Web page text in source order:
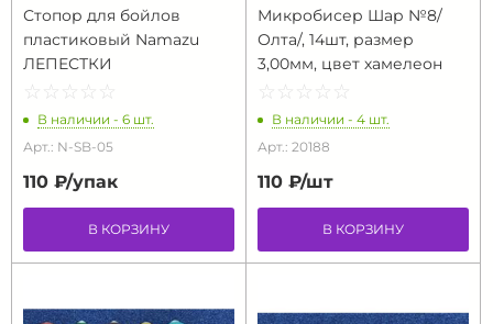
Стопор для бойлов
пластиковый Namazu
ЛЕПЕСТКИ
☆ ☆ ☆ ☆ ☆
★ ★ ★ ★ ★
В наличии - 6 шт.
Арт.: N-SB-05
110 ₽/упак
В КОРЗИНУ
Микробисер Шар №8/
Олта/, 14шт, размер
3,00мм, цвет хамелеон
☆ ☆ ☆ ☆ ☆
★ ★ ★ ★ ★
В наличии - 4 шт.
Арт.: 20188
110 ₽/шт
В КОРЗИНУ